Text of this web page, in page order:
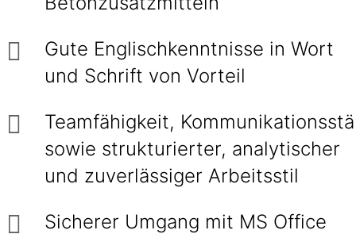
Gute Englischkenntnisse in Wort
und Schrift von Vorteil
Teamfähigkeit,
sowie strukturierter, analytischer
und zuverlässiger Arbeitsstil
Sicherer Umgang mit MS Office